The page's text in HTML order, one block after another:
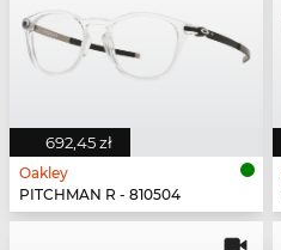
692,45 zł
Oakley
PITCHMAN R - 810504